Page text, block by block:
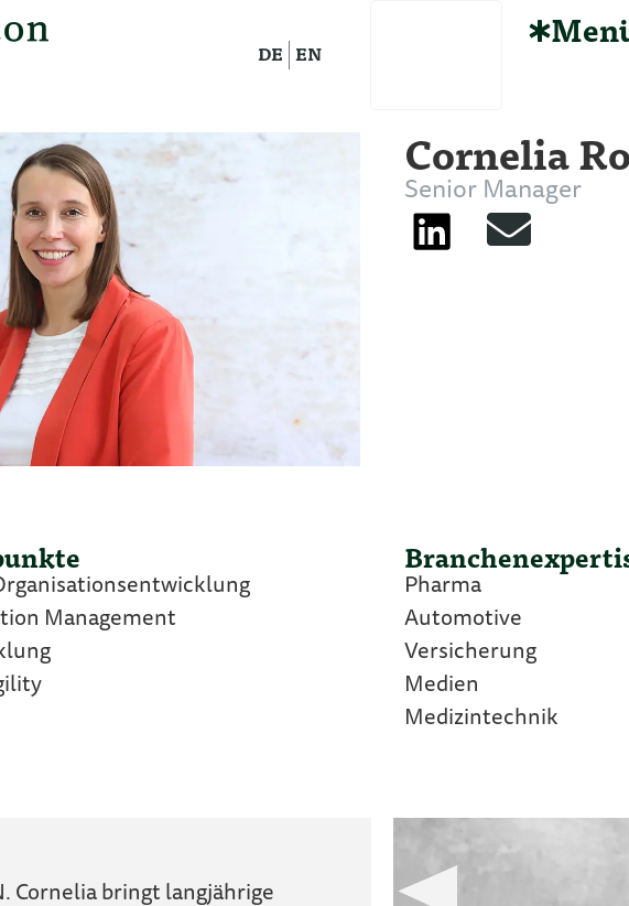
DE EN
Cornelia
Senior Manager
Management
Pharma
Automotive
Versicherung
Medien
Medizintechnik
Cornelia bringt langjährige